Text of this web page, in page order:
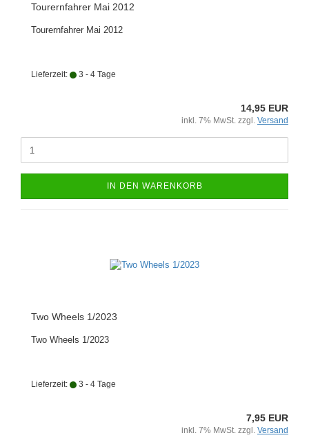
Tourernfahrer Mai 2012
Tourernfahrer Mai 2012
Lieferzeit: 3 - 4 Tage
14,95 EUR
inkl. 7% MwSt. zzgl. Versand
IN DEN WARENKORB
Two Wheels 1/2023
Two Wheels 1/2023
Lieferzeit: 3 - 4 Tage
7,95 EUR
inkl. 7% MwSt. zzgl. Versand